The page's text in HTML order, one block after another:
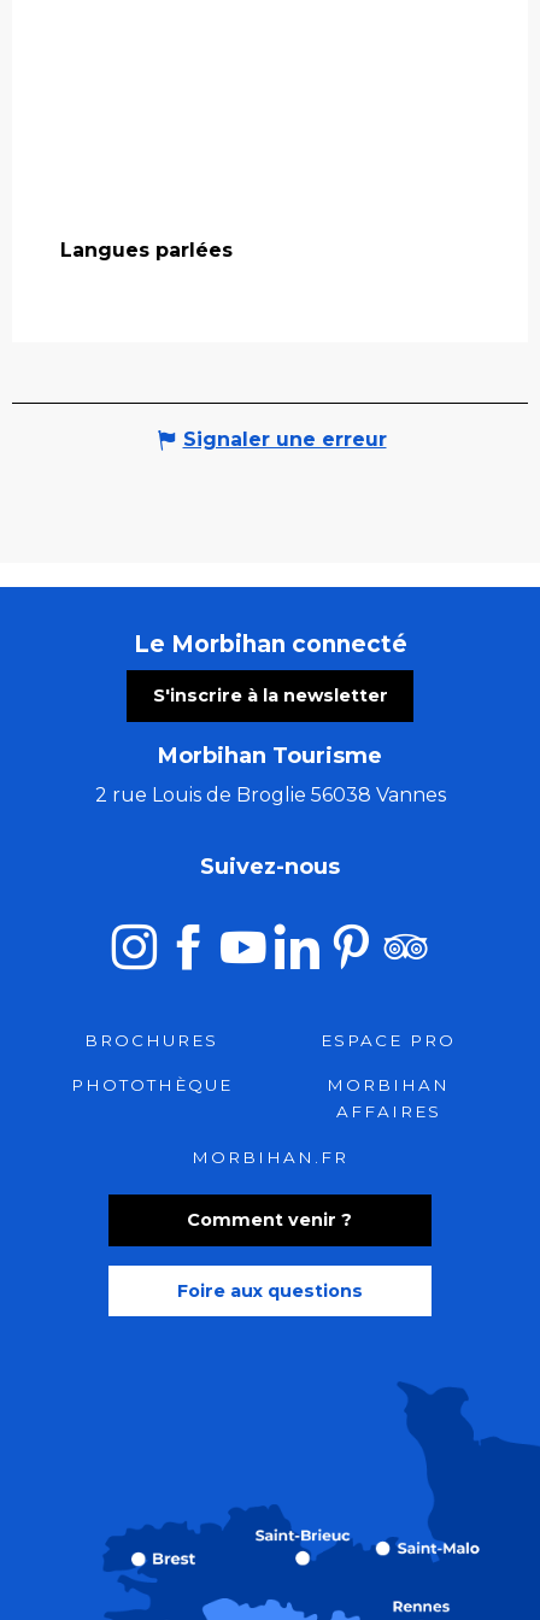
Langues parlées
Langues parlées
Signaler une erreur
Le Morbihan connecté
S'inscrire à la newsletter
Morbihan Tourisme
2 rue Louis de Broglie 56038 Vannes
Comment venir ?
Foire aux questions
Suivez-nous
BROCHURES ESPACE PRO
PHOTOTHÈQUE
MORBIHAN
AFFAIRES
MORBIHAN.FR